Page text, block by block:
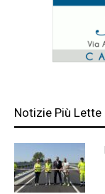
Notizie Più Lette